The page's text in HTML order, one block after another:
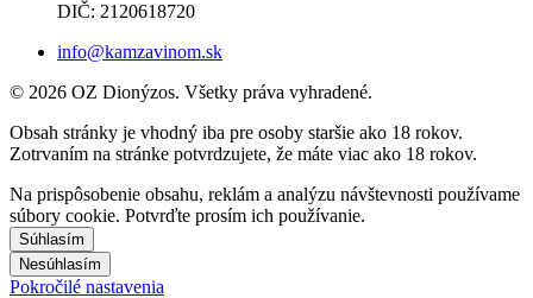
DIČ: 2120618720
info@kamzavinom.sk
© 2026 OZ Dionýzos. Všetky práva vyhradené.
Obsah stránky je vhodný iba pre osoby staršie ako 18 rokov.
Zotrvaním na stránke potvrdzujete, že máte viac ako 18 rokov.
Na prispôsobenie obsahu, reklám a analýzu návštevnosti používame
súbory cookie. Potvrďte prosím ich používanie.
Súhlasím
Nesúhlasím
Pokročilé nastavenia